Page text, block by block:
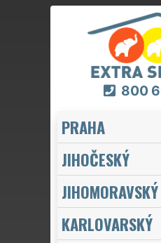
800
PRAHA
JIHOČESKÝ
JIHOMORAVSKÝ
KARLOVARSKÝ